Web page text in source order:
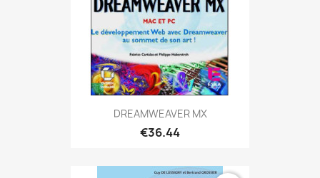
DREAMWEAVER MX
€36.44